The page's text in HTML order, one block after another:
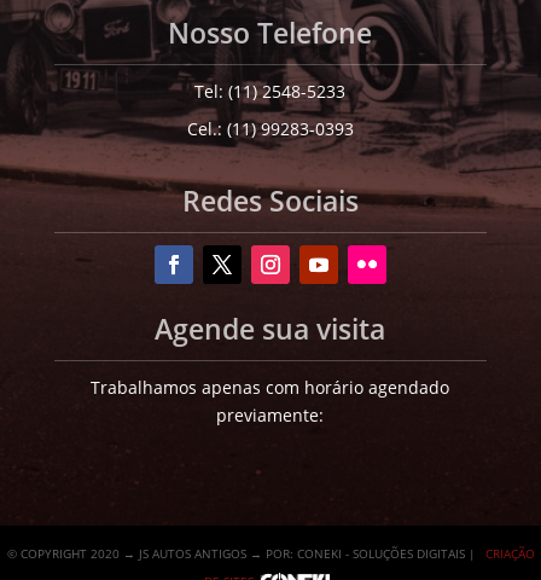
Nosso Telefone
Tel: (11) 2548-5233
Cel.: (11) 99283-0393
Redes Sociais
Agende sua visita
Trabalhamos apenas com horário agendado
previamente:
© COPYRIGHT 2020 → JS AUTOS ANTIGOS → POR: CONEKI - SOLUÇÕES DIGITAIS |
CRIAÇÃO